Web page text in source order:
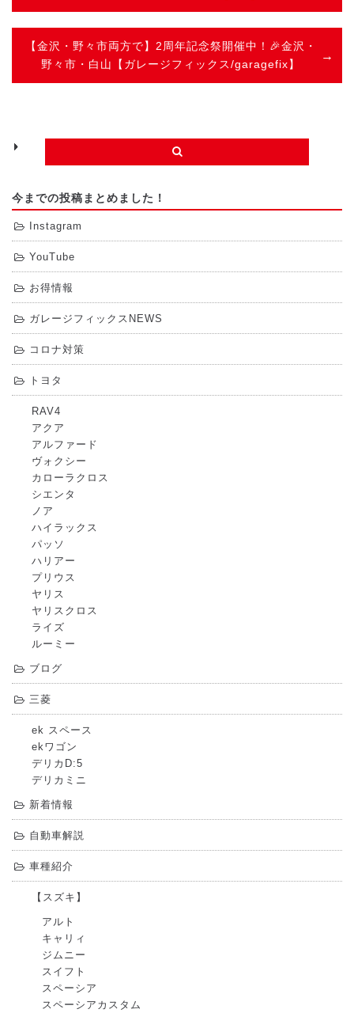
【金沢・野々市両方で】2周年記念祭開催中！🎉金沢・
野々市・白山【ガレージフィックス/garagefix】
今までの投稿まとめました！
Instagram
YouTube
お得情報
ガレージフィックスNEWS
コロナ対策
トヨタ
RAV4
アクア
アルファード
ヴォクシー
カローラクロス
シエンタ
ノア
ハイラックス
パッソ
ハリアー
プリウス
ヤリス
ヤリスクロス
ライズ
ルーミー
ブログ
三菱
ek スペース
ekワゴン
デリカD:5
デリカミニ
新着情報
自動車解説
車種紹介
【スズキ】
アルト
キャリィ
ジムニー
スイフト
スペーシア
スペーシアカスタム